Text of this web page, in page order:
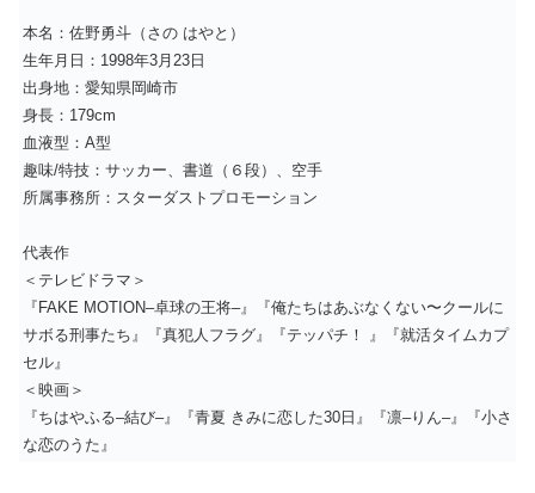
本名：佐野勇斗（さの はやと）
生年月日：1998年3月23日
出身地：愛知県岡崎市
身長：179cm
血液型：A型
趣味/特技：サッカー、書道（６段）、空手
所属事務所：スターダストプロモーション
代表作
＜テレビドラマ＞
『FAKE MOTION–卓球の王将–』『俺たちはあぶなくない〜クールに
サボる刑事たち』『真犯人フラグ』『テッパチ！ 』『就活タイムカプ
セル』
＜映画＞
『ちはやふる–結び–』『青夏 きみに恋した30日』『凛–りん–』『小さ
な恋のうた』